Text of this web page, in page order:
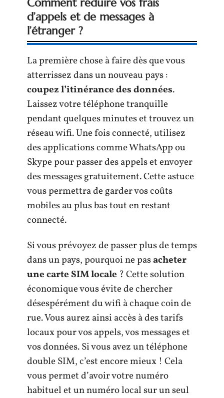
d’appels et de messages à
l’étranger ?
La première chose à faire dès que vous
atterrissez dans un nouveau pays :
coupez l’itinérance des données.
Laissez votre téléphone tranquille
pendant quelques minutes et trouvez un
réseau wifi. Une fois connecté, utilisez
des applications comme WhatsApp ou
Skype pour passer des appels et envoyer
des messages gratuitement. Cette astuce
vous permettra de garder vos coûts
mobiles au plus bas tout en restant
connecté.
Si vous prévoyez de passer plus de temps
dans un pays, pourquoi ne pasacheter
une carte SIM locale ? Cette solution
économique vous évite de chercher
désespérément du wifi à chaque coin de
rue. Vous aurez ainsi accès à des tarifs
locaux pour vos appels, vos messages et
vos données. Si vous avez un téléphone
double SIM, c’est encore mieux ! Cela
vous permet d’avoir votre numéro
habituel et un numéro local sur un seul